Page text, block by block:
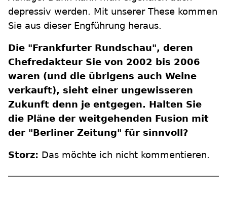
depressiv werden. Mit unserer These kommen
Sie aus dieser Engführung heraus.
Die "Frankfurter Rundschau", deren
Chefredakteur Sie von 2002 bis 2006
waren (und die übrigens auch Weine
verkauft), sieht einer ungewisseren
Zukunft denn je entgegen. Halten Sie
die Pläne der weitgehenden Fusion mit
der "Berliner Zeitung" für sinnvoll?
Storz: Das möchte ich nicht kommentieren.